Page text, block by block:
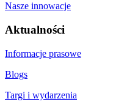
Nasze innowacje
Aktualności
Informacje prasowe
Blogs
Targi i wydarzenia